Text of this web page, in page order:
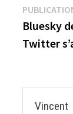
de
Bluesky
Twitter
Vincent